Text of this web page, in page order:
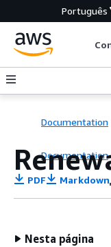
Português
Documentation
Documentation
PDF Markdown
Nesta página